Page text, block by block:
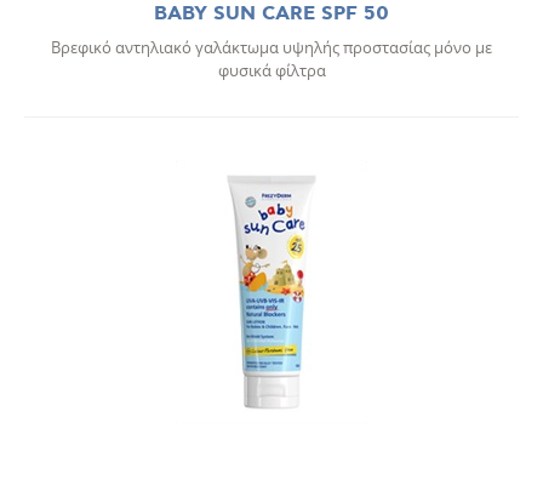
BABY SUN CARE SPF 50
Βρεφικό αντηλιακό γαλάκτωμα υψηλής προστασίας μόνο με
φυσικά φίλτρα